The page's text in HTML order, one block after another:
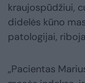
kraujospūdžiui,
didelės kūno
patologijai,
„Pacientas